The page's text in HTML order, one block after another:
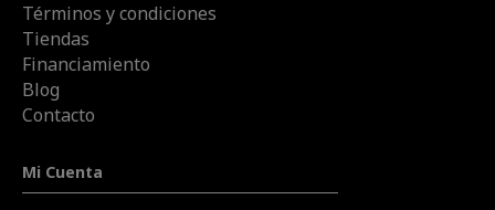
Términos y condiciones
Tiendas
Financiamiento
Blog
Contacto
Mi Cuenta